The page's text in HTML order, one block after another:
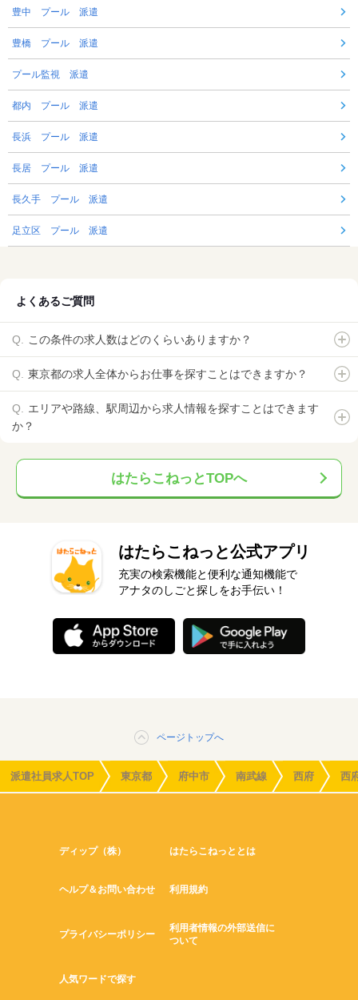
豊中 プール 派遣
豊橋 プール 派遣
プール監視 派遣
都内 プール 派遣
長浜 プール 派遣
長居 プール 派遣
長久手 プール 派遣
足立区 プール 派遣
よくあるご質問
この条件の求人数はどのくらいありますか？
東京都の求人全体からお仕事を探すことはできますか？
エリアや路線、駅周辺から求人情報を探すことはできます
か？
はたらこねっとTOPへ
はたらこねっと公式アプリ
充実の検索機能と便利な通知機能で
アナタのしごと探しをお手伝い！
ページトップへ
派遣社員求人TOP 東京都 府中市 南武線 西府 西
ディップ（株） はたらこねっととは
ヘルプ＆お問い合わせ 利用規約
プライバシーポリシー
利用者情報の外部送信に
ついて
人気ワードで探す